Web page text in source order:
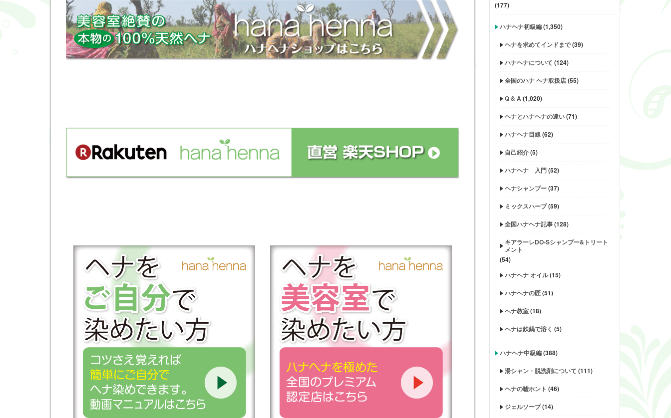
(177)
ハナヘナ初級編(1,350)
ヘナを求めてインドまで(39)
ハナヘナについて (124)
全国のハナ ヘナ取扱店(55)
Q & A(1,020)
ヘナとハナヘナの違い(71)
ハナヘナ目線(62)
自己紹介(5)
ハナヘナ 入門(52)
ヘナシャンプー(37)
ミックスハーブ(59)
全国ハナヘナ記事(128)
キアラーレDO-Sシャンプー&トリート
メント
(54)
ハナヘナ オイル(15)
ハナヘナの匠(51)
ヘナ教室(18)
ヘナは鉄鍋で溶く (5)
ハナヘナ中級編(388)
湯シャン・脱洗剤について (111)
ヘナの嘘ホント (46)
ジェルソープ(14)